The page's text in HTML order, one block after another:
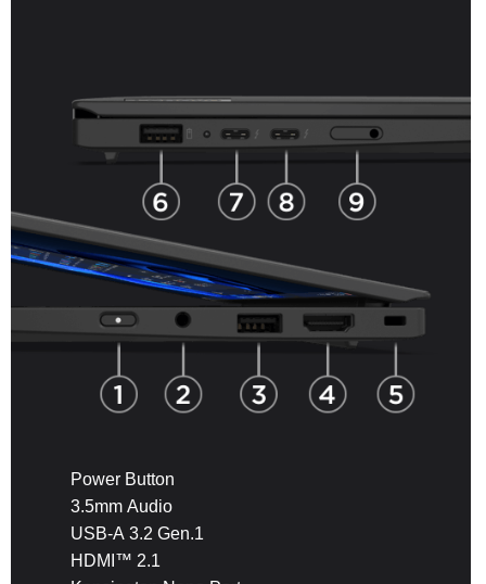
Power Button
3.5mm Audio
USB-A 3.2 Gen.1
HDMI™ 2.1